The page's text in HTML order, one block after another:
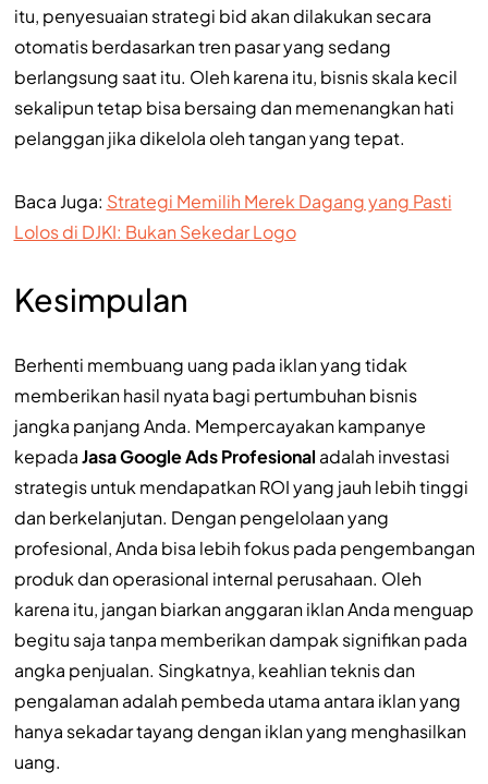
itu, penyesuaian strategi bid akan dilakukan secara
otomatis berdasarkan tren pasar yang sedang
berlangsung saat itu. Oleh karena itu, bisnis skala kecil
sekalipun tetap bisa bersaing dan memenangkan hati
pelanggan jika dikelola oleh tangan yang tepat.
Baca Juga: Strategi Memilih Merek Dagang yang Pasti
Lolos di DJKI: Bukan Sekedar Logo
Kesimpulan
Berhenti membuang uang pada iklan yang tidak
memberikan hasil nyata bagi pertumbuhan bisnis
jangka panjang Anda. Mempercayakan kampanye
kepadaJasa Google Ads Profesional adalah investasi
strategis untuk mendapatkan ROI yang jauh lebih tinggi
dan berkelanjutan. Dengan pengelolaan yang
profesional, Anda bisa lebih fokus pada pengembangan
produk dan operasional internal perusahaan. Oleh
karena itu, jangan biarkan anggaran iklan Anda menguap
begitu saja tanpa memberikan dampak signifikan pada
angka penjualan. Singkatnya, keahlian teknis dan
pengalaman adalah pembeda utama antara iklan yang
hanya sekadar tayang dengan iklan yang menghasilkan
uang.